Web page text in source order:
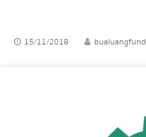
15/11/2018 bualuangfund